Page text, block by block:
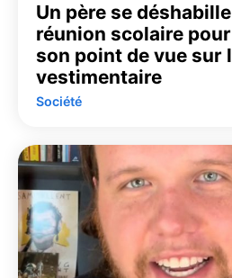
Un père se
réunion scolaire
son point de vue sur
vestimentaire
Société